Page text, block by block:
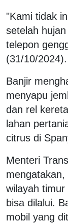
"Kami tidak
setelah
telepon
(31/10/2024).
Banjir
menyapu
dan rel
lahan
citrus di
Menteri
wilayah
bisa dilalui.
mobil yang